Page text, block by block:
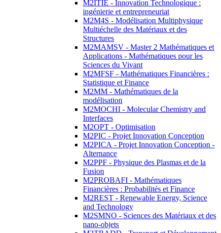
M2ITIE - Innovation Technologique :
ingénierie et entrepreneuriat
M2M4S - Modélisation Multiphysique
Multiéchelle des Matériaux et des
Structures
M2MAMSV - Master 2 Mathématiques et
Applications - Mathématiques pour les
Sciences du Vivant
M2MFSF - Mathématiques Financières :
Statistique et Finance
M2MM - Mathématiques de la
modélisation
M2MOCHI - Molecular Chemistry and
Interfaces
M2OPT - Optimisation
M2PIC - Projet Innovation Conception
M2PICA - Projet Innovation Conception -
Alternance
M2PPF - Physique des Plasmas et de la
Fusion
M2PROBAFI - Mathématiques
Financières : Probabilités et Finance
M2REST - Renewable Energy, Science
and Technology
M2SMNO - Sciences des Matériaux et des
nano-objets